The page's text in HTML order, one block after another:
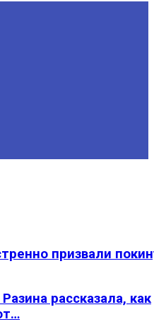
призвали
рассказала, как